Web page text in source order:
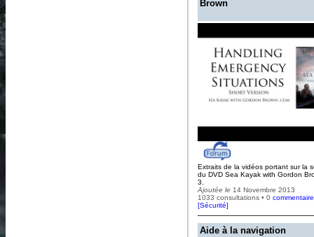
Brown
Extraits de la vidéos portant sur la
du DVD Sea Kayak with Gordon
3.
Ajoutée le 14 Novembre 2013
1033 consultations • 0 commentaire
[Sécurité]
Aide à la navigation